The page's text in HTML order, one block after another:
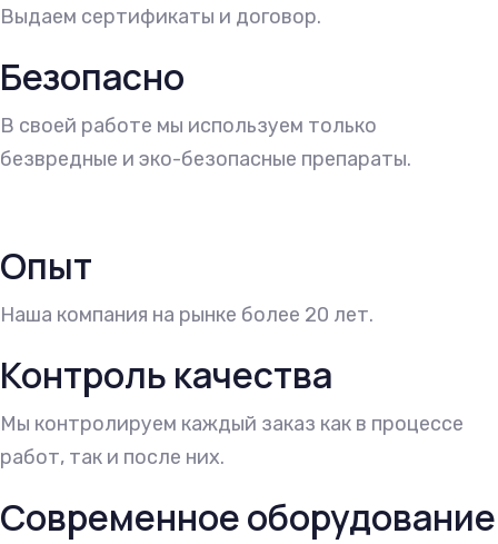
Выдаем сертификаты и договор.
Безопасно
В своей работе мы используем только
безвредные и эко-безопасные препараты.
Опыт
Наша компания на рынке более 20 лет.
Контроль качества
Мы контролируем каждый заказ как в процессе
работ, так и после них.
Современное оборудование